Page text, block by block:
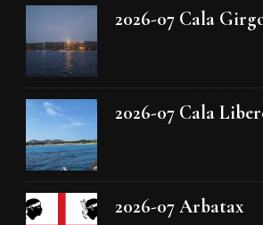
2026-07 Cala
2026-07 Cala
2026-07 Arbatax